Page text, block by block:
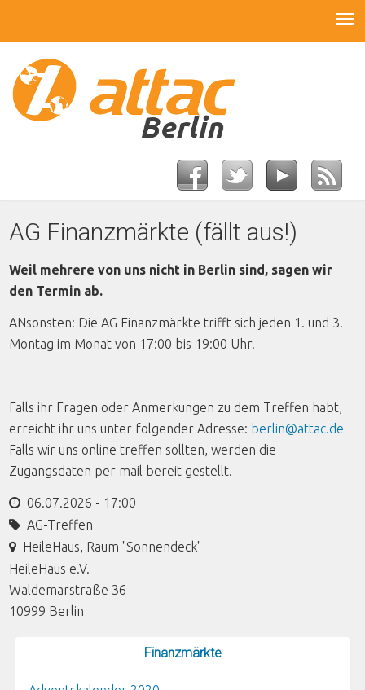
AG Finanzmärkte (fällt aus!)
Weil mehrere von uns nicht in Berlin sind, sagen wir
den Termin ab.
ANsonsten: Die AG Finanzmärkte trifft sich jeden 1. und 3.
Montag im Monat von 17:00 bis 19:00 Uhr.
Falls ihr Fragen oder Anmerkungen zu dem Treffen habt,
erreicht ihr uns unter folgender Adresse: berlin@attac.de
Falls wir uns online treffen sollten, werden die
Zugangsdaten per mail bereit gestellt.
06.07.2026 - 17:00
AG-Treffen
HeileHaus, Raum "Sonnendeck"
HeileHaus e.V.
Waldemarstraße 36
10999 Berlin
Finanzmärkte